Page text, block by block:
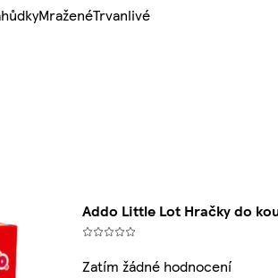
MraženéTrvanlivé
Addo Little Lot Hračky do
Zatím žádné hodnocení